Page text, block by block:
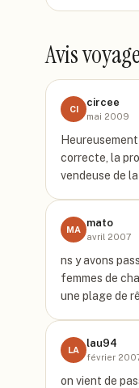
Avis
CI
circee
mai 2009
correcte, la
vendeuse de
MA
mato
avril 2007
ns y avons
femmes de
une plage de
LA
lau94
février
on vient de